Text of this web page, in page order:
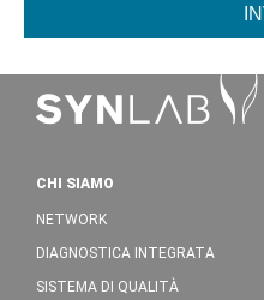
CHI SIAMO
NETWORK
DIAGNOSTICA INTEGRATA
SISTEMA DI QUALITÀ